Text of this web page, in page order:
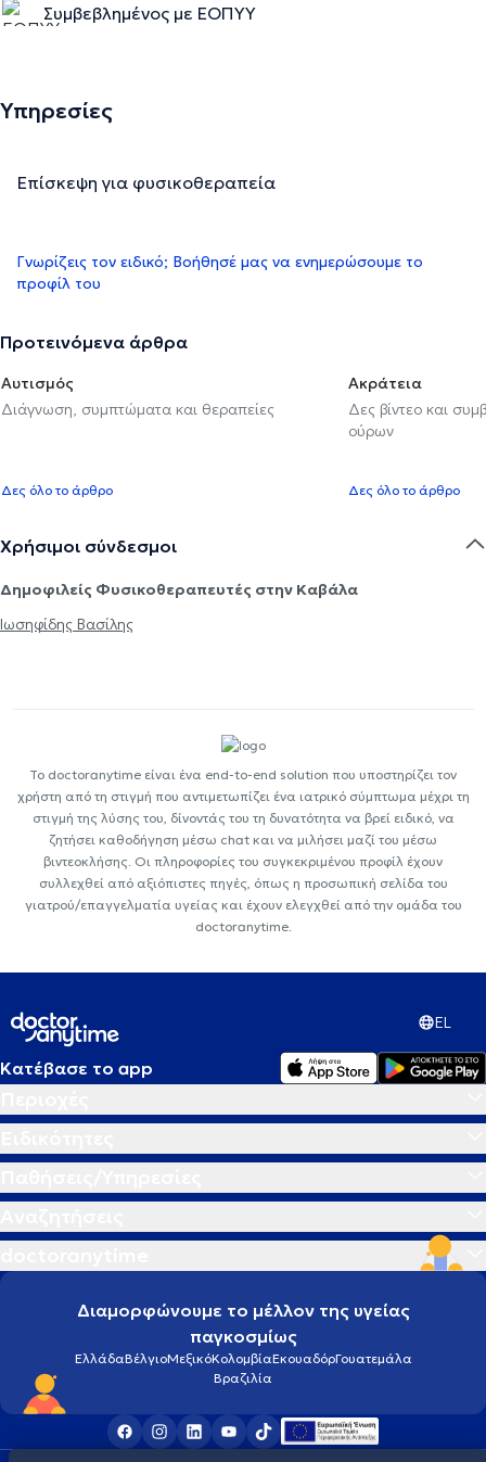
Συμβεβλημένος με ΕΟΠΥΥ
Υπηρεσίες
Επίσκεψη για φυσικοθεραπεία
Γνωρίζεις τον ειδικό; Βοήθησέ μας να ενημερώσουμε το
προφίλ του
Προτεινόμενα άρθρα
Αυτισμός
Διάγνωση, συμπτώματα και θεραπείες
Δες όλο το άρθρο
Ακράτεια
Δες βίντεο και
ούρων
Δες όλο το άρθρο
Χρήσιμοι σύνδεσμοι
Δημοφιλείς Φυσικοθεραπευτές στην Καβάλα
Ιωσηφίδης Βασίλης
Το doctoranytime είναι ένα end-to-end solution που υποστηρίζει τον
χρήστη από τη στιγμή που αντιμετωπίζει ένα ιατρικό σύμπτωμα μέχρι τη
στιγμή της λύσης του, δίνοντάς του τη δυνατότητα να βρεί ειδικό, να
ζητήσει καθοδήγηση μέσω chat και να μιλήσει μαζί του μέσω
βιντεοκλήσης. Οι πληροφορίες του συγκεκριμένου προφίλ έχουν
συλλεχθεί από αξιόπιστες πηγές, όπως η προσωπική σελίδα του
γιατρού/επαγγελματία υγείας και έχουν ελεγχθεί από την ομάδα του
doctoranytime.
EL
Κατέβασε το app
Διαμορφώνουμε το μέλλον της υγείας
παγκοσμίως
ΕλλάδαΒέλγιοΜεξικόΚολομβίαΕκουαδόρΓουατεμάλα
Βραζιλία